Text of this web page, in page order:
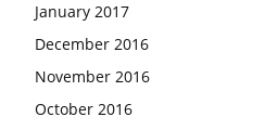
January 2017
December 2016
November 2016
October 2016